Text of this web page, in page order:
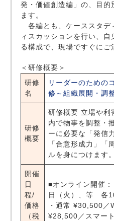
発・価値創造編」の、目
ます。
各編とも、ケーススタデ
ィスカッションを行い、
る構成で、現場ですぐにご
＜研修概要＞
研修
名
リーダーのための
修～組織展開・調
研修
概要
研修概要 立場や利
内で物事を調整・
ーに必要な「発信
「合意形成力」「
ルを身につけます。
開催
日
程/
価格
（税
■オンライン開催
日（火）、等 各
・通常 ¥30,500／
¥28,500／スマー